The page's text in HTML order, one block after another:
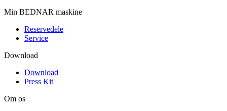
Min BEDNAR maskine
Reservedele
Service
Download
Download
Press Kit
Om os